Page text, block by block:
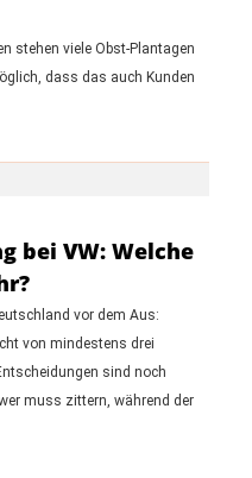
stehen viele Obst-Plantagen
dass das auch Kunden
bei VW: Welche
vor dem Aus:
von mindestens drei
sind noch
muss zittern, während der